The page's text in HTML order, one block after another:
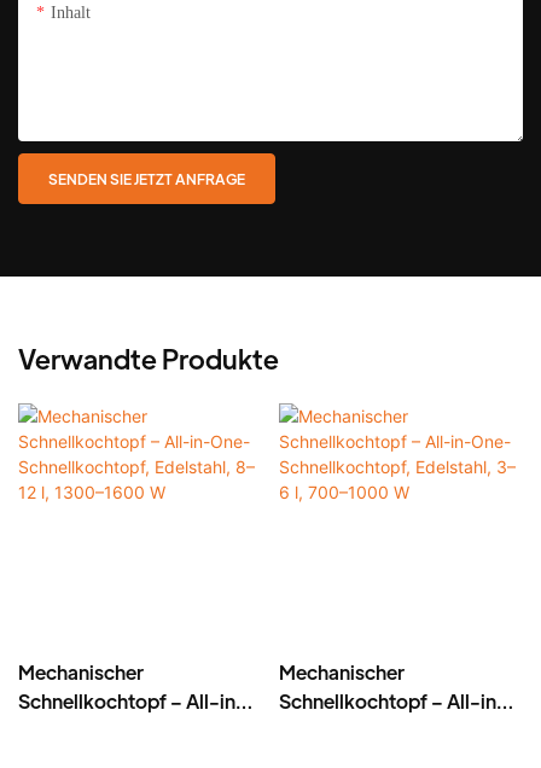
Inhalt
SENDEN SIE JETZT ANFRAGE
Verwandte Produkte
Mechanischer
Schnellkochtopf – All-in-
Mechanischer
Schnellkochtopf – All-in-